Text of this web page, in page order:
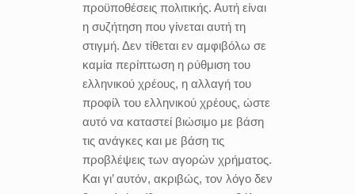
προϋποθέσεις πολιτικής. Αυτή είναι
η συζήτηση που γίνεται αυτή τη
στιγμή. Δεν τίθεται εν αμφιβόλω σε
καμία περίπτωση η ρύθμιση του
ελληνικού χρέους, η αλλαγή του
προφίλ του ελληνικού χρέους, ώστε
αυτό να καταστεί βιώσιμο με βάση
τις ανάγκες και με βάση τις
προβλέψεις των αγορών χρήματος.
Και γι’ αυτόν, ακριβώς, τον λόγο δεν